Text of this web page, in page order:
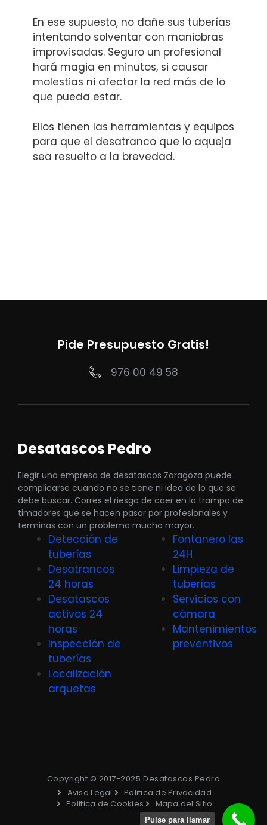
En ese supuesto, no dañe sus tuberías
intentando solventar con maniobras
improvisadas. Seguro un profesional
hará magia en minutos, si causar
molestias ni afectar la red más de lo
que pueda estar.
Ellos tienen las herramientas y equipos
para que el desatranco que lo aqueja
sea resuelto a la brevedad.
Pide Presupuesto Gratis!
976 00 49 58
Desatascos Pedro
Elegir una empresa de desatascos Zaragoza puede
complicarse cuando no se tiene ni idea de lo que se
debe buscar. Corres el riesgo de caer en la trampa de
timadores que se hacen pasar por profesionales y
terminas con un problema mucho mayor.
Detección de
tuberías
Desatrancos
24 horas
Desatascos
activos 24
horas
Inspección de
tuberías
Localización
arquetas
Fontanero las
24H
Limpieza de
tuberías
Servicios con
cámara
Mantenimientos
preventivos
Copyright © 2017-2025 Desatascos Pedro
Aviso Legal
Politica de Privacidad
Politica de Cookies
Mapa del Sitio
Pulse para llamar